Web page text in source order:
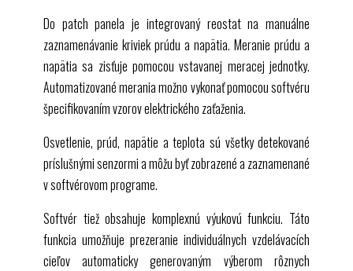
Do patch panela je integrovaný reostat na manuálne
zaznamenávanie kriviek prúdu a napätia. Meranie prúdu a
napätia sa zisťuje pomocou vstavanej meracej jednotky.
Automatizované merania možno vykonať pomocou softvéru
špecifikovaním vzorov elektrického zaťaženia.
Osvetlenie, prúd, napätie a teplota sú všetky detekované
príslušnými senzormi a môžu byť zobrazené a zaznamenané
v softvérovom programe.
Softvér tiež obsahuje komplexnú výukovú funkciu. Táto
funkcia umožňuje prezeranie individuálnych vzdelávacích
cieľov automaticky generovaným výberom rôznych